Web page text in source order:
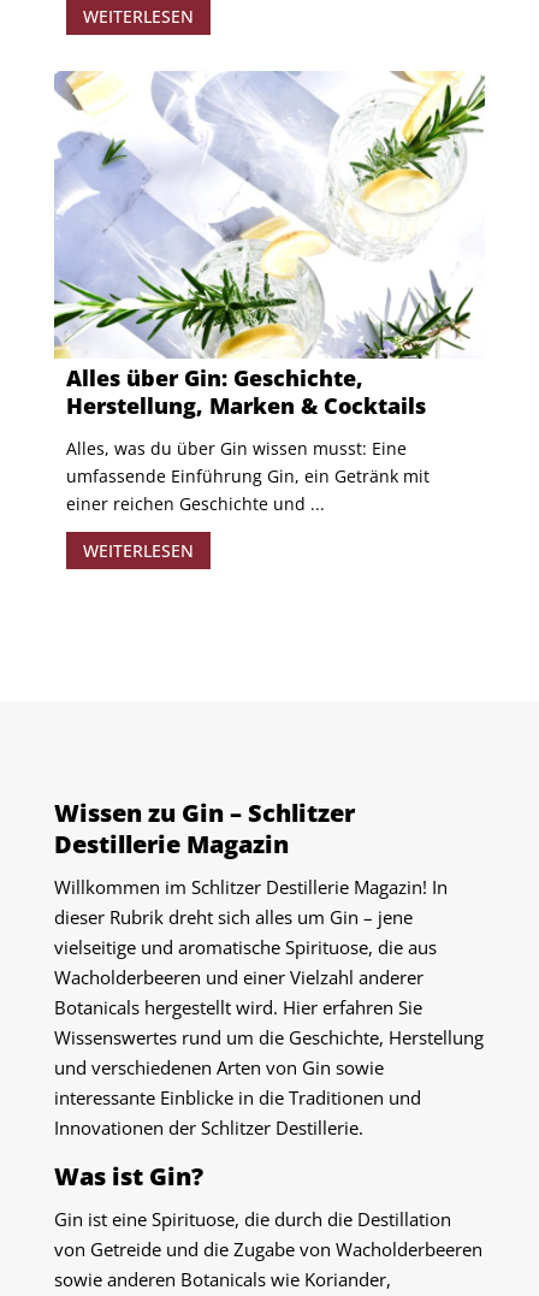
WEITERLESEN
Alles über Gin: Geschichte,
Herstellung, Marken & Cocktails
Alles, was du über Gin wissen musst: Eine
umfassende Einführung Gin, ein Getränk mit
einer reichen Geschichte und ...
WEITERLESEN
Wissen zu Gin – Schlitzer
Destillerie Magazin
Willkommen im Schlitzer Destillerie Magazin! In
dieser Rubrik dreht sich alles um Gin – jene
vielseitige und aromatische Spirituose, die aus
Wacholderbeeren und einer Vielzahl anderer
Botanicals hergestellt wird. Hier erfahren Sie
Wissenswertes rund um die Geschichte, Herstellung
und verschiedenen Arten von Gin sowie
interessante Einblicke in die Traditionen und
Innovationen der Schlitzer Destillerie.
Was ist Gin?
Gin ist eine Spirituose, die durch die Destillation
von Getreide und die Zugabe von Wacholderbeeren
sowie anderen Botanicals wie Koriander,